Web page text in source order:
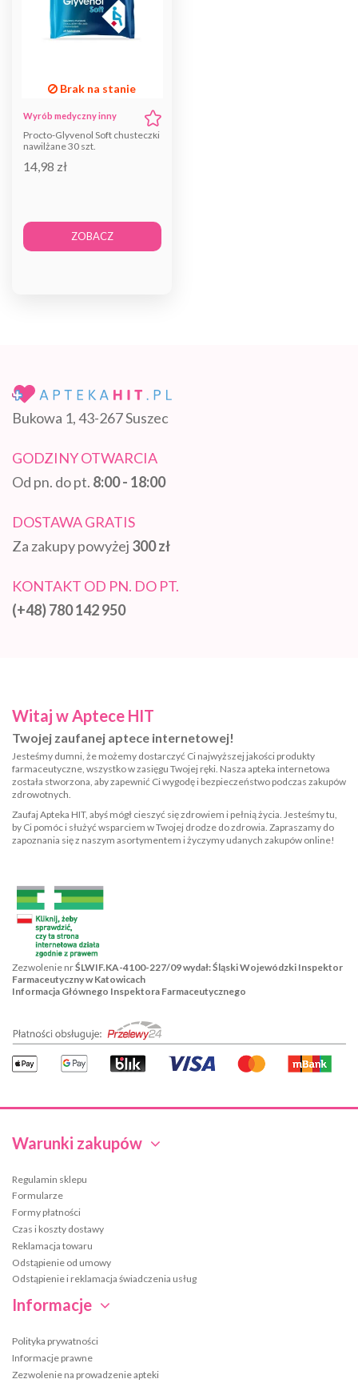
Brak na stanie
Wyrób medyczny inny
Procto-Glyvenol Soft chusteczki
nawilżane 30 szt.
14,98 zł
ZOBACZ
Bukowa 1, 43-267 Suszec
GODZINY OTWARCIA
Od pn. do pt. 8:00 - 18:00
DOSTAWA GRATIS
Za zakupy powyżej 300 zł
KONTAKT OD PN. DO PT.
(+48) 780 142 950
Warunki zakupów
Regulamin sklepu
Formularze
Formy płatności
Czas i koszty dostawy
Reklamacja towaru
Odstąpienie od umowy
Odstąpienie i reklamacja świadczenia usług
Informacje
Polityka prywatności
Informacje prawne
Zezwolenie na prowadzenie apteki
Witaj w Aptece HIT
Twojej zaufanej aptece internetowej!
Jesteśmy dumni, że możemy dostarczyć Ci najwyższej jakości produkty
farmaceutyczne, wszystko w zasięgu Twojej ręki. Nasza apteka internetowa
została stworzona, aby zapewnić Ci wygodę i bezpieczeństwo podczas zakupów
zdrowotnych.
Zaufaj Apteka HIT, abyś mógł cieszyć się zdrowiem i pełnią życia. Jesteśmy tu,
by Ci pomóc i służyć wsparciem w Twojej drodze do zdrowia. Zapraszamy do
zapoznania się z naszym asortymentem i życzymy udanych zakupów online!
Zezwolenie nrŚLWIF.KA-4100-227/09 wydał: Śląski Wojewódzki Inspektor
Farmaceutyczny w Katowicach
Informacja Głównego Inspektora Farmaceutycznego